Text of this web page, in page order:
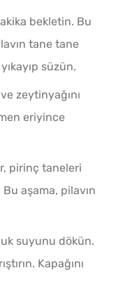
bekletin. Bu
tane tane
süzün.
zeytinyağını
eriyince
pirinç taneleri
aşama, pilavın
suyunu dökün.
Kapağını